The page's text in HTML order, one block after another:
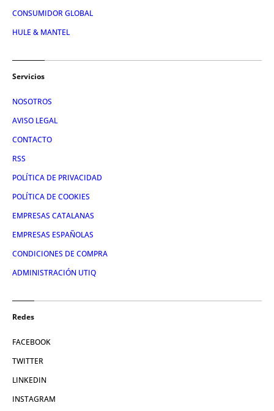
CONSUMIDOR GLOBAL
HULE & MANTEL
Servicios
NOSOTROS
AVISO LEGAL
CONTACTO
RSS
POLÍTICA DE PRIVACIDAD
POLÍTICA DE COOKIES
EMPRESAS CATALANAS
EMPRESAS ESPAÑOLAS
CONDICIONES DE COMPRA
ADMINISTRACIÓN UTIQ
Redes
FACEBOOK
TWITTER
LINKEDIN
INSTAGRAM